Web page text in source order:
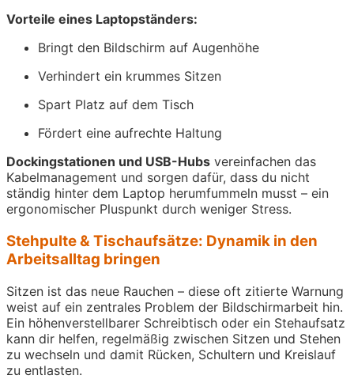
Vorteile eines Laptopständers:
Bringt den Bildschirm auf Augenhöhe
Verhindert ein krummes Sitzen
Spart Platz auf dem Tisch
Fördert eine aufrechte Haltung
Dockingstationen und USB-Hubs vereinfachen das
Kabelmanagement und sorgen dafür, dass du nicht
ständig hinter dem Laptop herumfummeln musst – ein
ergonomischer Pluspunkt durch weniger Stress.
Stehpulte & Tischaufsätze: Dynamik in den
Arbeitsalltag bringen
Sitzen ist das neue Rauchen – diese oft zitierte Warnung
weist auf ein zentrales Problem der Bildschirmarbeit hin.
Ein höhenverstellbarer Schreibtisch oder ein Stehaufsatz
kann dir helfen, regelmäßig zwischen Sitzen und Stehen
zu wechseln und damit Rücken, Schultern und Kreislauf
zu entlasten.